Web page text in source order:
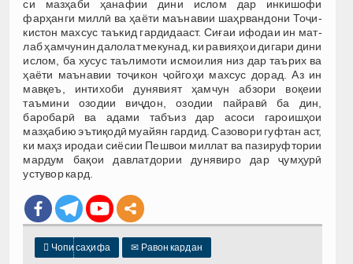
си мазҳаби ҳанафии дини ислом дар инкишофи
фарҳанги миллӣ ва ҳаёти маънавии шаҳрвандони То­ҷи­
кистон махсус таъкид гардидааст. Сиғаи ифодаи ин мат­
лаб ҳамчунин далолат мекунад, ки равия­ҳои дигари дини
ислом, ба хусус таълимоти исмоилия низ дар таърих ва
ҳаёти маънавии тоҷикон ҷойгоҳи махсус дорад. Аз ин
мавқеъ, интихоби дунявият ҳамчун абзори воқеии
таъмини озодии виҷдон, озодии пайравӣ ба дин,
баробарӣ ва адами табъиз дар асоси гароишҳои
мазҳабию эътиқодӣ муайян гардид. Сазовори гуфтан аст,
ки маҳз иродаи сиёсии Пешвои миллат ва пазируфтории
мардум бақои давлатдории дунявиро дар ҷумҳурӣ
устувор кард.
 Чопи саҳифа ✉ Равон кардан